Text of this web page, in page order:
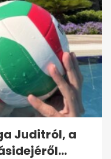
Juditról, a